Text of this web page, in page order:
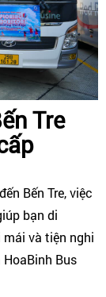
Tre
Bến Tre, việc
bạn di
và tiện nghi
Bus